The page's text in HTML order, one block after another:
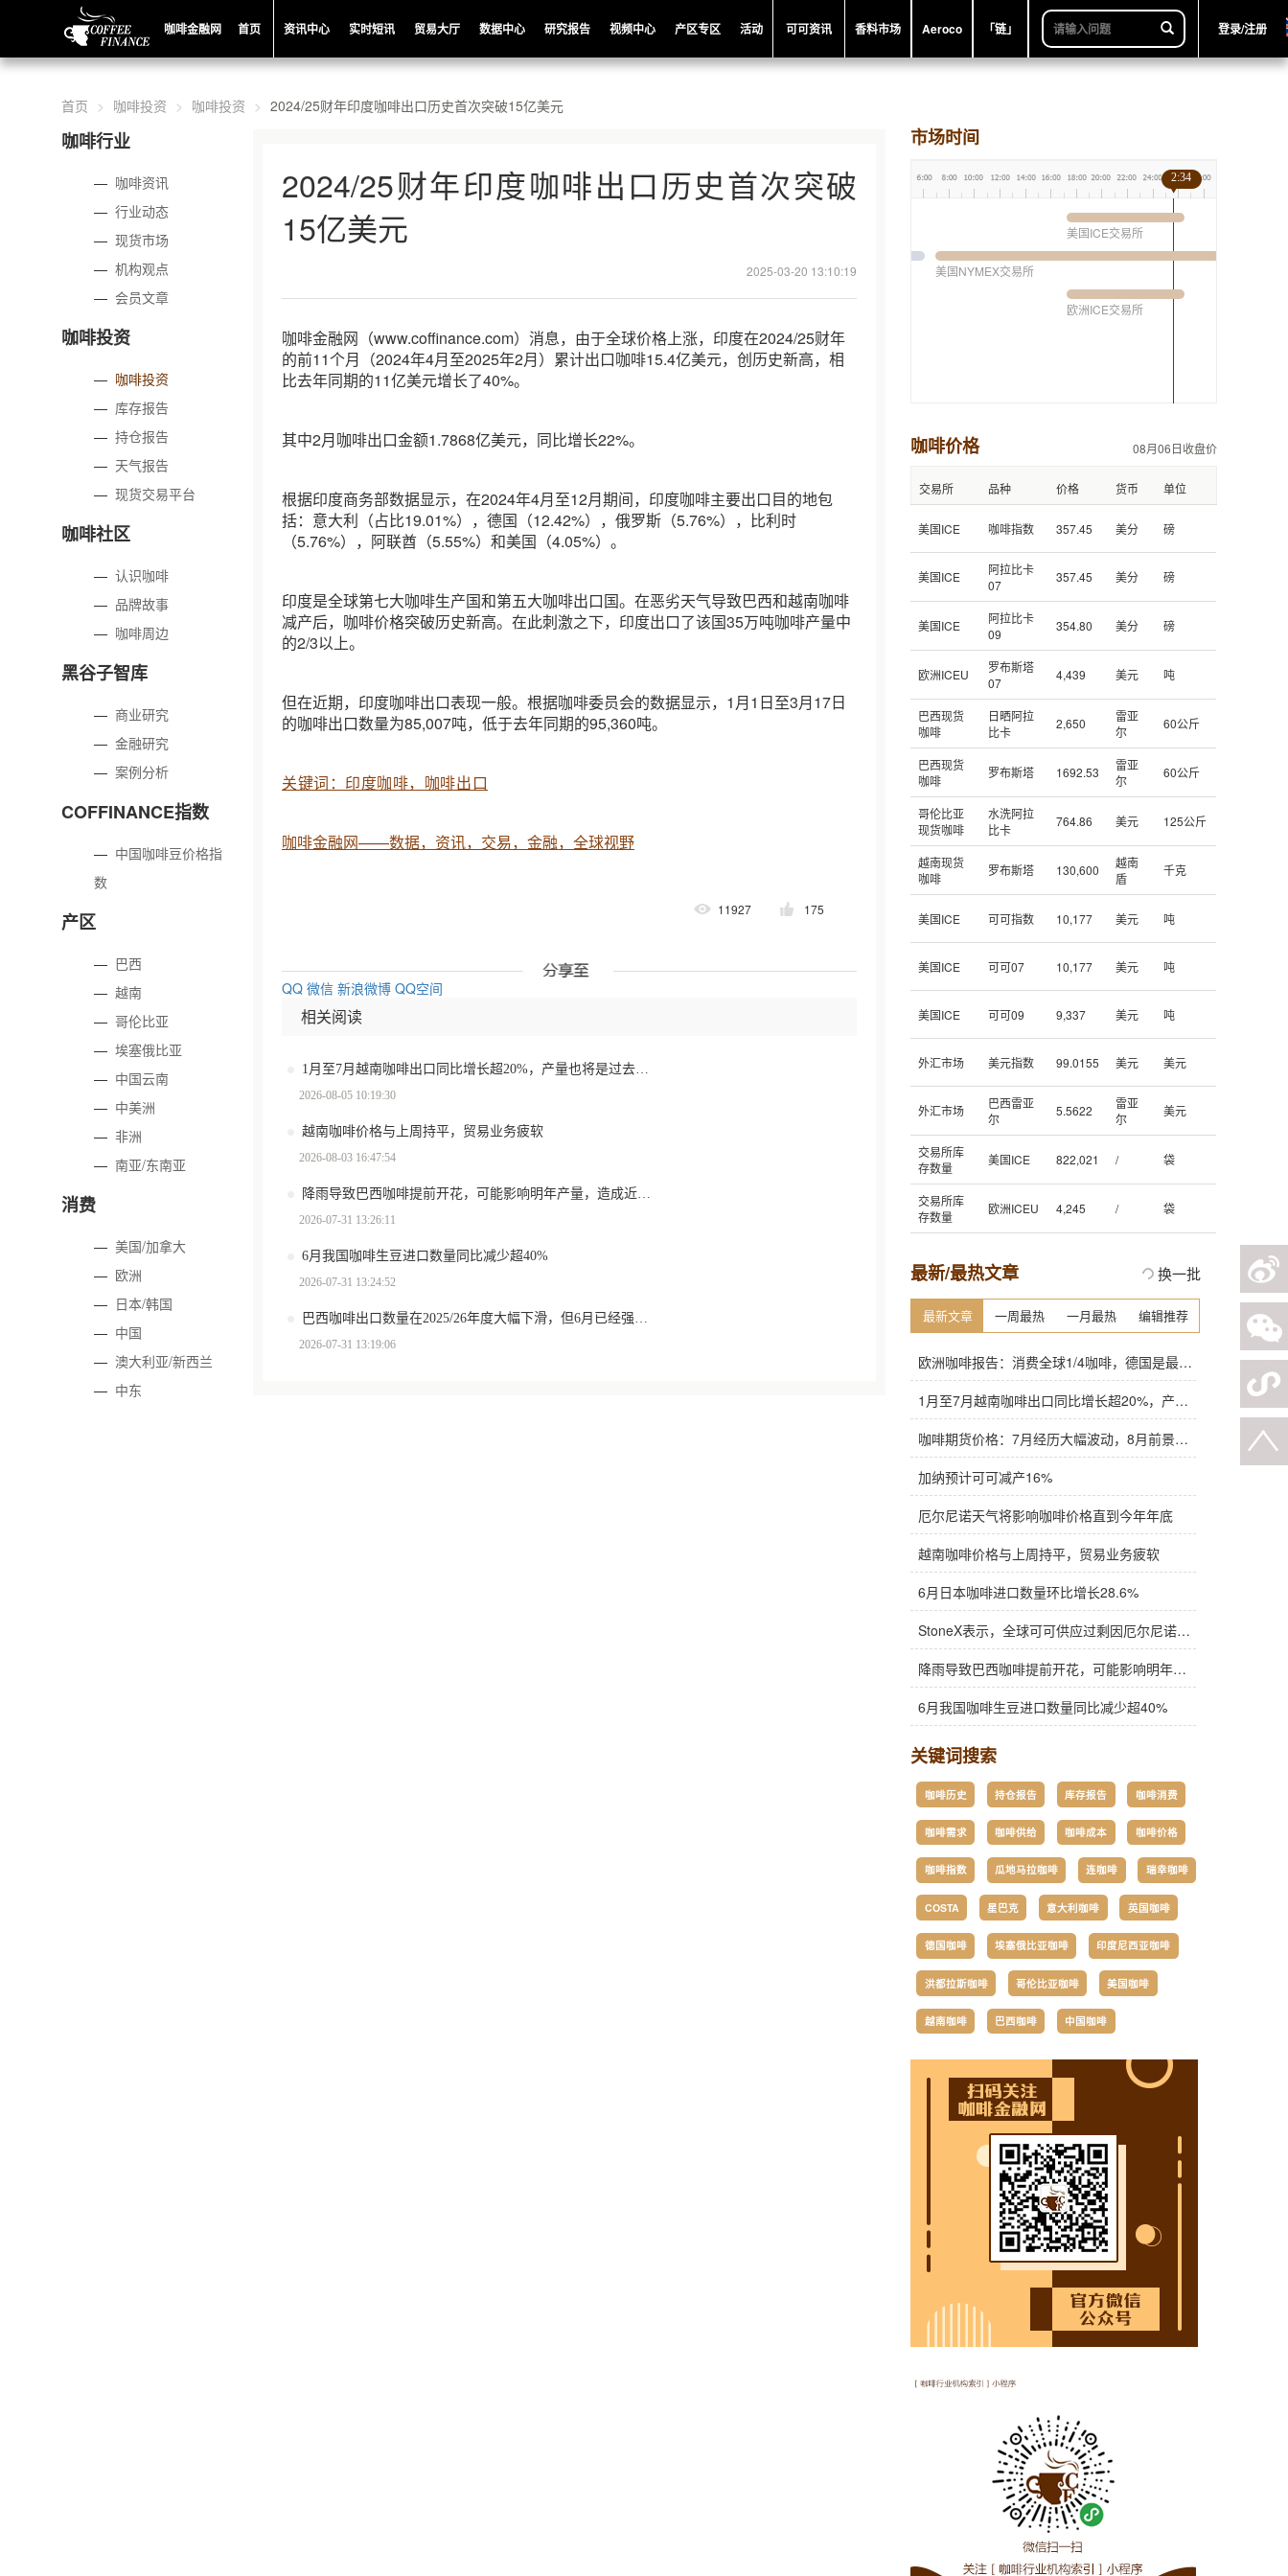
咖啡金融网 首页 资讯中心 实时短讯 贸易大厅 数据中心 研究报告 视频中心 产区专区 活动 可可资讯 香料市场 Aeroco 「链」 登录/注册
首页 咖啡投资 咖啡投资 2024/25财年印度咖啡出口历史首次突破15亿美元
咖啡行业
— 咖啡资讯
—行业动态
—现货市场
—机构观点
—会员文章
咖啡投资
— 咖啡投资
— 库存报告
—持仓报告
— 天气报告
—现货交易平台
咖啡社区
—认识咖啡
— 品牌故事
— 咖啡周边
黑谷子智库
— 商业研究
—金融研究
—案例分析
COFFINANCE指数
— 中国咖啡豆价格指
数
产区
— 巴西
—越南
—哥伦比亚
—埃塞俄比亚
— 中国云南
— 中美洲
—非洲
—南亚/东南亚
消费
—美国/加拿大
— 欧洲
— 日本/韩国
— 中国
— 澳大利亚/新西兰
— 中东
2024/25财年印度咖啡出口历史首次突破
15亿美元
2025-03-20 13:10:19
咖啡金融网（www.coffinance.com）消息，由于全球价格上涨，印度在2024/25财年
的前11个月（2024年4月至2025年2月）累计出口咖啡15.4亿美元，创历史新高，相
比去年同期的11亿美元增长了40%。
其中2月咖啡出口金额1.7868亿美元，同比增长22%。
根据印度商务部数据显示，在2024年4月至12月期间，印度咖啡主要出口目的地包
括：意大利（占比19.01%），德国（12.42%），俄罗斯（5.76%），比利时
（5.76%），阿联酋（5.55%）和美国（4.05%）。
印度是全球第七大咖啡生产国和第五大咖啡出口国。在恶劣天气导致巴西和越南咖啡
减产后，咖啡价格突破历史新高。在此刺激之下，印度出口了该国35万吨咖啡产量中
的2/3以上。
但在近期，印度咖啡出口表现一般。根据咖啡委员会的数据显示，1月1日至3月17日
的咖啡出口数量为85,007吨，低于去年同期的95,360吨。
关键词：印度咖啡，咖啡出口
咖啡金融网——数据，资讯，交易，金融，全球视野
11927 175
QQ 微信 新浪微博 QQ空间
相关阅读
2026-08-05 10:19:30
越南咖啡价格与上周持平，贸易业务疲软
2026-08-03 16:47:54
2026-07-31 13:26:11
6月我国咖啡生豆进口数量同比减少超40%
2026-07-31 13:24:52
2026-07-31 13:19:06
市场时间
美国ICE交易所
美国NYMEX交易所
欧洲ICE交易所
2:34
咖啡价格 08月06日收盘价
交易所 品种 价格 货币 单位
美国ICE 咖啡指数 357.45 美分 磅
美国ICE
阿拉比卡
07
357.45 美分 磅
美国ICE
阿拉比卡
09
354.80 美分 磅
欧洲ICEU
罗布斯塔
07
4,439 美元 吨
巴西现货
咖啡
日晒阿拉
比卡
2,650
雷亚
尔
60公斤
巴西现货
咖啡
罗布斯塔 1692.53
雷亚
尔
60公斤
哥伦比亚
现货咖啡
水洗阿拉
比卡
764.86 美元 125公斤
越南现货
咖啡
罗布斯塔 130,600
越南
盾
千克
美国ICE 可可指数 10,177 美元 吨
美国ICE 可可07 10,177 美元 吨
美国ICE 可可09 9,337 美元 吨
外汇市场 美元指数 99.0155 美元 美元
外汇市场
巴西雷亚
尔
5.5622
雷亚
尔
美元
交易所库
存数量
美国ICE 822,021 / 袋
交易所库
存数量
欧洲ICEU 4,245 / 袋
最新/最热文章 换一批
最新文章 一周最热 一月最热 编辑推荐
欧洲咖啡报告：消费全球1/4咖啡，德国是最大进口国，意大利在烘焙咖啡生产中领先
1月至7月越南咖啡出口同比增长超20%，产量也将是过去四年来最高
咖啡期货价格：7月经历大幅波动，8月前景依旧不明朗
加纳预计可可减产16%
厄尔尼诺天气将影响咖啡价格直到今年年底
越南咖啡价格与上周持平，贸易业务疲软
6月日本咖啡进口数量环比增长28.6%
StoneX表示，全球可可供应过剩因厄尔尼诺而萎缩
降雨导致巴西咖啡提前开花，可能影响明年产量，造成近期价格波动极不稳定
6月我国咖啡生豆进口数量同比减少超40%
关键词搜索
咖啡历史 持仓报告 库存报告 咖啡消费
咖啡需求 咖啡供给 咖啡成本 咖啡价格
咖啡指数 瓜地马拉咖啡 连咖啡 瑞幸咖啡
COSTA 星巴克 意大利咖啡 英国咖啡
德国咖啡 埃塞俄比亚咖啡 印度尼西亚咖啡
洪都拉斯咖啡 哥伦比亚咖啡 美国咖啡
越南咖啡 巴西咖啡 中国咖啡